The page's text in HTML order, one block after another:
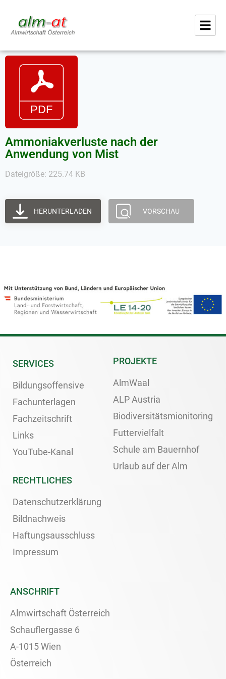
Ammoniakverluste nach der
Anwendung von Mist
Dateigröße: 225.74 KB
HERUNTERLADEN VORSCHAU
SERVICES
Bildungsoffensive
Fachunterlagen
Fachzeitschrift
Links
YouTube-Kanal
PROJEKTE
AlmWaal
ALP Austria
Biodiversitätsmionitoring
Futtervielfalt
Schule am Bauernhof
Urlaub auf der Alm
RECHTLICHES
Datenschutzerklärung
Bildnachweis
Haftungsausschluss
Impressum
ANSCHRIFT
Almwirtschaft Österreich
Schauflergasse 6
A-1015 Wien
Österreich